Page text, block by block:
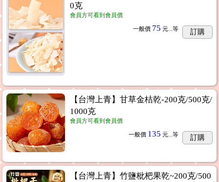
0克
會員方可看到會員價
一般價 75 元... 等 訂購
【台灣上青】甘草金桔乾-200克/500克/
1000克
會員方可看到會員價
一般價 135 元... 等 訂購
【台灣上青】竹鹽枇杷果乾~200克/500